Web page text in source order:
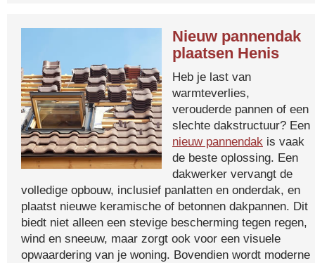
Nieuw pannendak
plaatsen Henis
Heb je last van
warmteverlies,
verouderde pannen of een
slechte dakstructuur? Een
nieuw pannendak is vaak
de beste oplossing. Een
dakwerker vervangt de
volledige opbouw, inclusief panlatten en onderdak, en
plaatst nieuwe keramische of betonnen dakpannen. Dit
biedt niet alleen een stevige bescherming tegen regen,
wind en sneeuw, maar zorgt ook voor een visuele
opwaardering van je woning. Bovendien wordt moderne